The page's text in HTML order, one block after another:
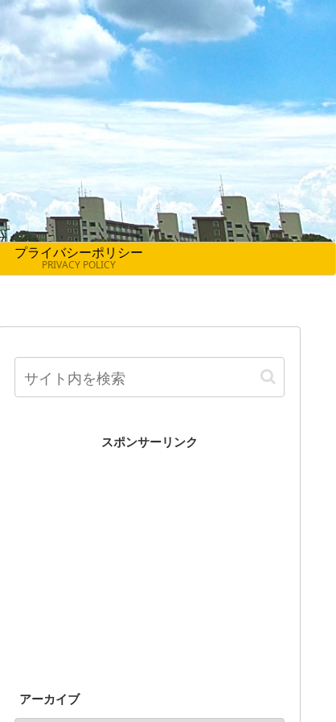
プライバシーポリシー
PRIVACY POLICY
スポンサーリンク
アーカイブ